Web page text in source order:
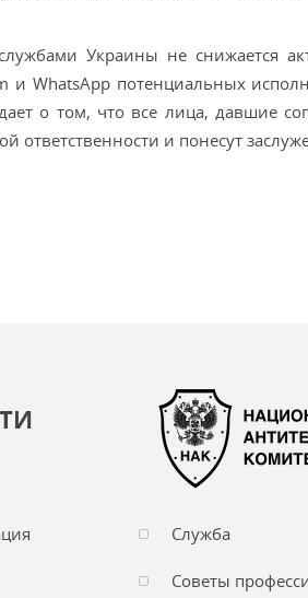
Украины не снижается
и WhatsApp потенциальных
о том, что все лица, давшие
ответственности и понесут
Служба
Советы